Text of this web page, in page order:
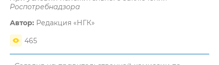
Роспотребнадзора
Автор: Редакция «НГК»
465